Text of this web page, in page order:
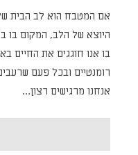
אם המטבח הוא לב הבית
היוצא של הלב, המקום בו
בו אנו חוגגים את החיים
רומנטיים ובכל פעם
אנחנו מרגישים רצון…